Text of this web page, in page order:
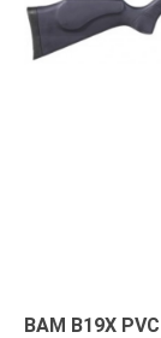
BAM B19X